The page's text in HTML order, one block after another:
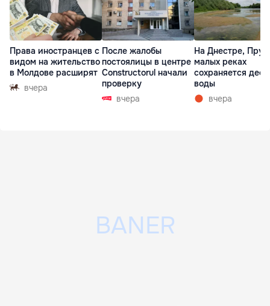
Права иностранцев с
видом на жительство
в Молдове расширят
вчера
После жалобы
постоялицы в центре
Constructorul начали
проверку
вчера
На Днестре,
малых реках
сохраняется
воды
вчера